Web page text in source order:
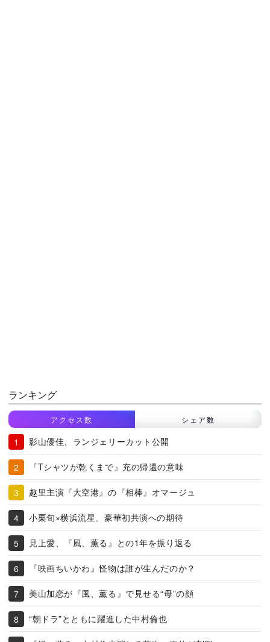
ランキング
アクセス数 シェア数
影山優佳、ランジェリーカット公開
『Tシャツが乾くまで』充の帰還の意味
趣里主演『大空港』の『相棒』オマージュ
小栗旬×横浜流星、豪華初共演への期待
見上愛、『風、薫る』との1年を振り返る
『映画ちいかわ』怪物は誰が生んだのか？
美山加恋が『風、薫る』で見せる“母”の顔
“朝ドラ”とともに躍進した中村倫也